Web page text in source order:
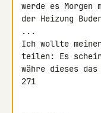
werde es Morgen
der Heizung
...
Ich wollte
teilen: Es
währe dieses das
271